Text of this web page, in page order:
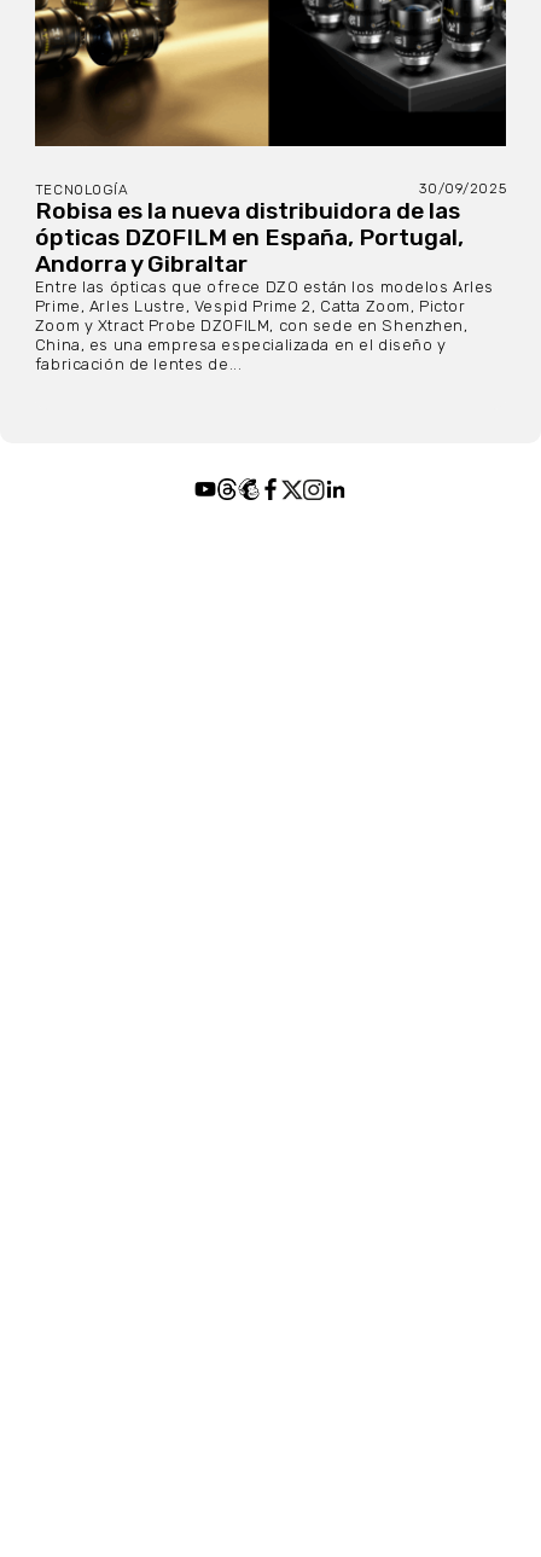
TECNOLOGÍA 30/09/2025
Robisa es la nueva distribuidora de las
ópticas DZOFILM en España, Portugal,
Andorra y Gibraltar
Entre las ópticas que ofrece DZO están los modelos Arles
Prime, Arles Lustre, Vespid Prime 2, Catta Zoom, Pictor
Zoom y Xtract Probe DZOFILM, con sede en Shenzhen,
China, es una empresa especializada en el diseño y
fabricación de lentes de...